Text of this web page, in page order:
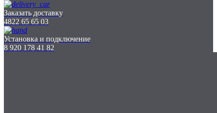
Заказать доставку
4822 65 65 03
Установка и подключение
8 920 178 41 82